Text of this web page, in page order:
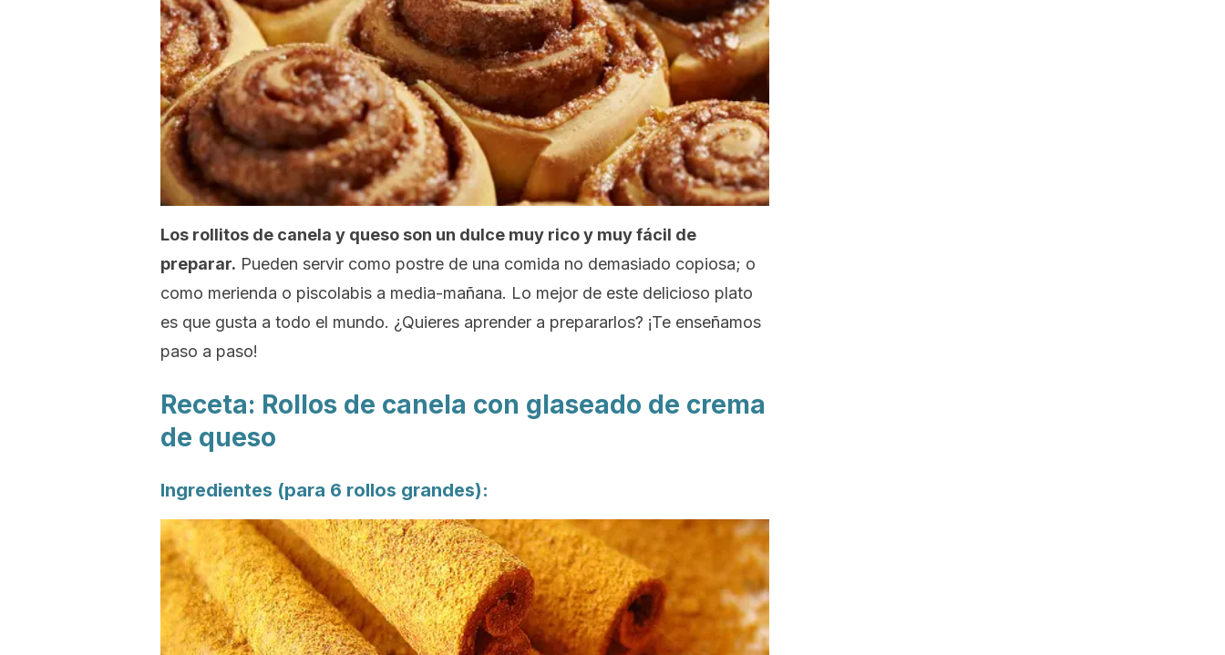
Los rollitos de canela y queso son un dulce muy rico y muy fácil de
preparar. Pueden servir como postre de una comida no demasiado copiosa; o
como merienda o piscolabis a media-mañana. Lo mejor de este delicioso plato
es que gusta a todo el mundo. ¿Quieres aprender a prepararlos? ¡Te enseñamos
paso a paso!
Receta: Rollos de canela con glaseado de crema
de queso
Ingredientes (para 6 rollos grandes):